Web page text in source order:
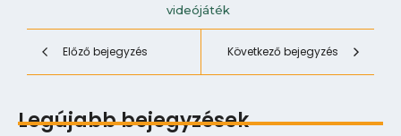
videójáték
Előző bejegyzés Következő bejegyzés
Legújabb bejegyzések